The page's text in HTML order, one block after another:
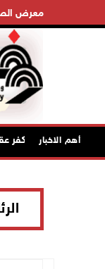
معرض
أهم الاخبار